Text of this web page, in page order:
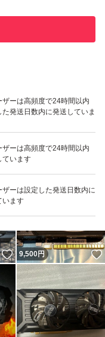
績があります
ザーは高頻度で24時間以内
た発送日数内に発送していま
ザーは高頻度で24時間以内
ています
ザーは設定した発送日数内に
います
いいね！
14,000
いいね！
9,500円